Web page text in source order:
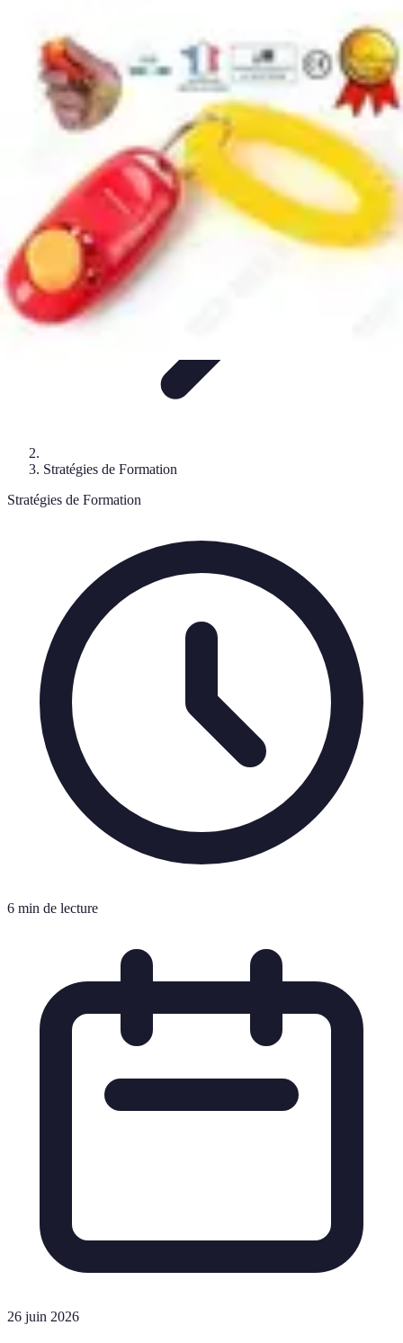
Méthodes de Formation
Formation sur
mesureFormation et MéthodologiesOptimisation du Training
Training Pro
Stratégies de Formation
Stratégies de Formation
6 min de lecture
26 juin 2026